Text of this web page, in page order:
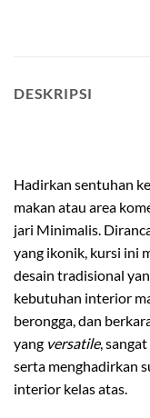
DESKRIPSI
Hadirkan sentuhan
makan atau area
jari Minimalis.
yang ikonik, kursi ini
desain tradisional
kebutuhan interior
berongga, dan
yang versatile,
serta menghadirkan
interior kelas atas.